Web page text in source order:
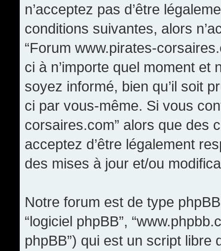
n’acceptez pas d’être
conditions suivantes, alors
“Forum www.pirates-
ci à n’importe quel moment
soyez informé, bien qu’il soit
ci par vous-même. Si vous
corsaires.com” alors que des
acceptez d’être légalement
des mises à jour et/ou
Notre forum est de type phpBB
“logiciel phpBB”,
phpBB”) qui est un script